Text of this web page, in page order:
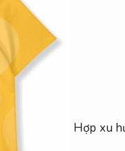
Hợp xu